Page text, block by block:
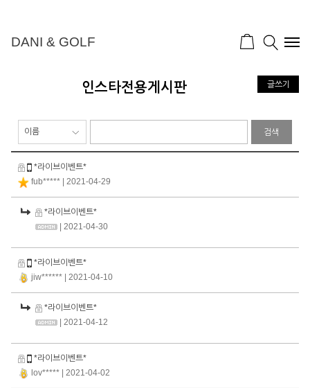
DANI & GOLF
인스타전용게시판 글쓰기
검색
*라이브이벤트*
fub*****
| 2021-04-29
*라이브이벤트*
| 2021-04-30
*라이브이벤트*
jiw******
| 2021-04-10
*라이브이벤트*
| 2021-04-12
*라이브이벤트*
lov*****
| 2021-04-02